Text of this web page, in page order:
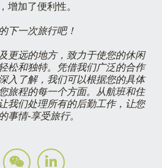
增加了便利性。
下一次旅行吧！
更远的地方，致力于使您的休闲
松和独特。凭借我们广泛的合作
入了解，我们可以根据您的具体
旅程的每一个方面。从航班和住
我们处理所有的后勤工作，让您
事情-享受旅行。